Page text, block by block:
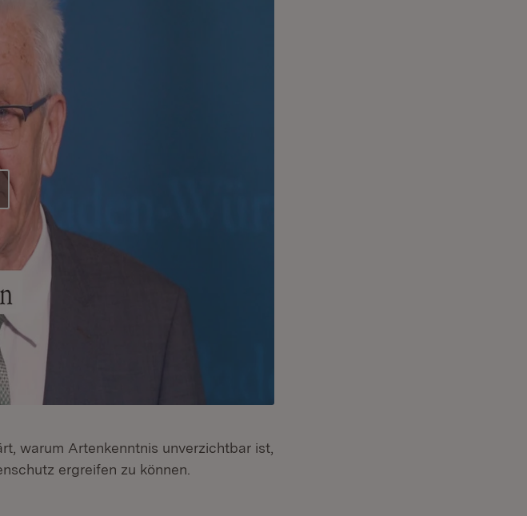
abspielen
warum Artenkenntnis unverzichtbar ist,
ergreifen zu können.